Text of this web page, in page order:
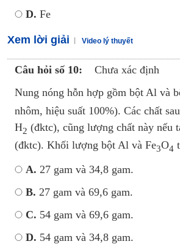
D. Fe
Xem lời giải Video lý thuyết
Câu hỏi số 10:
Chưa xác định
Nung nóng hỗn hợp gồm bột Al và
nhôm, hiệu suất 100%). Các chất
H2 (đktc), cũng lượng chất này nếu
(đktc). Khối lượng bột Al và Fe3O4
A. 27 gam và 34,8 gam.
B. 27 gam và 69,6 gam.
C. 54 gam và 69,6 gam.
D. 54 gam và 34,8 gam.